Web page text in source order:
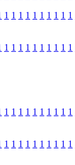
1 1 1 1 1 1 1 1 1 1
1 1 1 1 1 1 1 1 1 1
1 1 1 1 1 1 1 1 1 1
1 1 1 1 1 1 1 1 1 1